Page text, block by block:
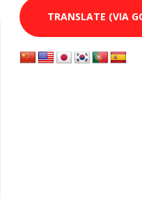
TRANSLATE (VIA